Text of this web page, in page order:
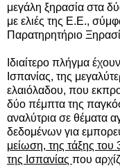
μεγάλη ξηρασία στα
με ελιές της Ε.Ε.,
Παρατηρητήριο
Ιδιαίτερο πλήγμα
Ισπανίας, της
ελαιόλαδου, που
δύο πέμπτα της
αναλύτρια σε θέματα
δεδομένων για
μείωση, της τάξης
της Ισπανίας που